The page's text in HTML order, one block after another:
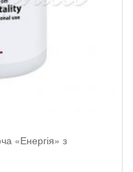
«Енергія» з